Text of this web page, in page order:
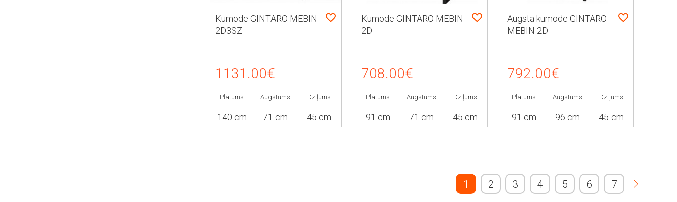
Kumode GINTARO MEBIN
2D3SZ
1131.00€
Platums
140 cm
Augstums
71 cm
Dziļums
45 cm
Kumode GINTARO MEBIN
2D
708.00€
Platums
91 cm
Augstums
71 cm
Dziļums
45 cm
Augsta kumode GINTARO
MEBIN 2D
792.00€
Platums
91 cm
Augstums
96 cm
Dziļums
45 cm
1 2 3 4 5 6 7